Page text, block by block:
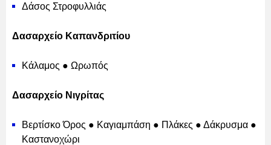
Δάσος Στροφυλλιάς
Δασαρχείο Καπανδριτίου
Κάλαμος ● Ωρωπός
Δασαρχείο Νιγρίτας
Βερτίσκο Όρος ● Καγιαμπάση ● Πλάκες ● Δάκρυσμα ●
Καστανοχώρι